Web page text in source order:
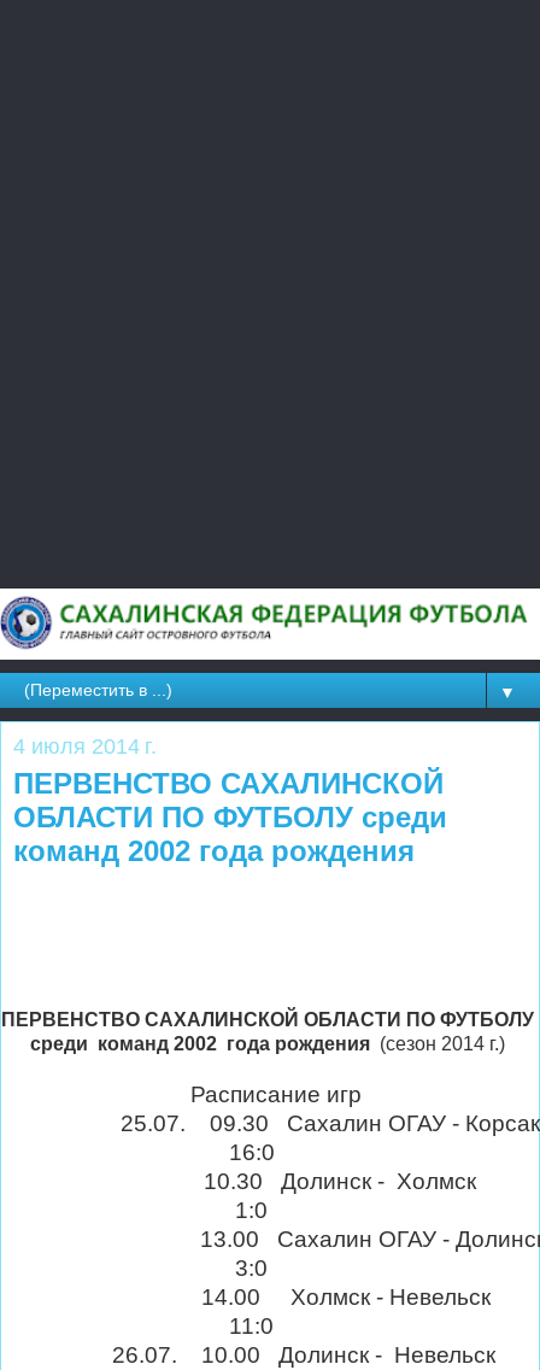
▼
4 июля 2014 г.
ПЕРВЕНСТВО САХАЛИНСКОЙ
ОБЛАСТИ ПО ФУТБОЛУ среди
команд 2002 года рождения
ПЕРВЕНСТВО САХАЛИНСКОЙ ОБЛАСТИ ПО ФУТБОЛУ
среди команд 2002 года рождения (сезон 2014 г.)
Расписание игр
09.30 Сахалин ОГАУ -
16:0
Долинск -
1:0
Сахалин ОГАУ -
3:0
Холмск -
11:0
10.00 Долинск -